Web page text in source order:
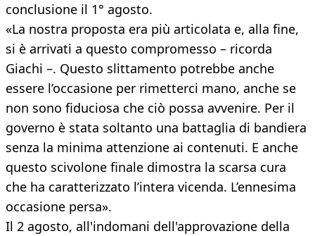
conclusione il 1° agosto.
«La nostra proposta era più articolata e, alla fine,
si è arrivati a questo compromesso – ricorda
Giachi –. Questo slittamento potrebbe anche
essere l’occasione per rimetterci mano, anche se
non sono fiduciosa che ciò possa avvenire. Per il
governo è stata soltanto una battaglia di bandiera
senza la minima attenzione ai contenuti. E anche
questo scivolone finale dimostra la scarsa cura
che ha caratterizzato l’intera vicenda. L’ennesima
occasione persa».
Il 2 agosto, all'indomani dell'approvazione della